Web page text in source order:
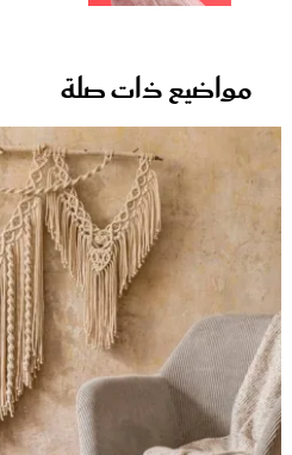
مواضيع ذات صلة